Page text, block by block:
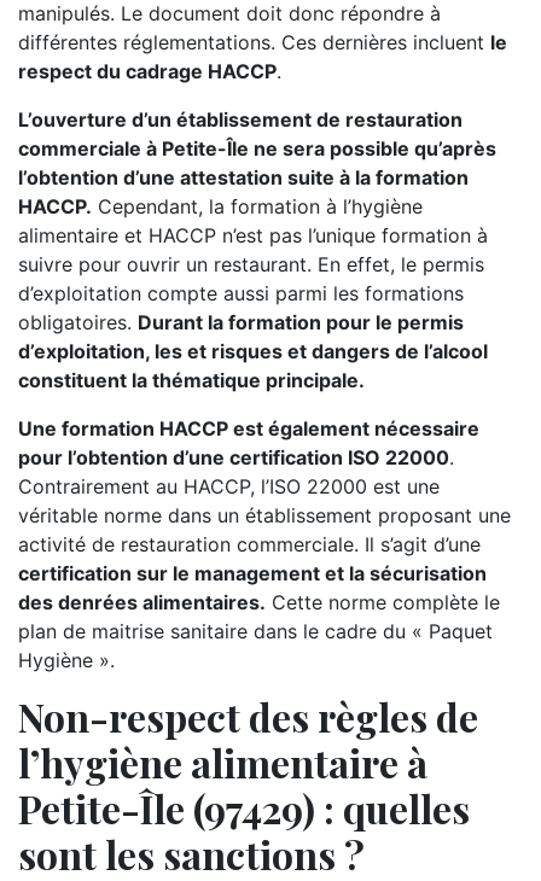
manipulés. Le document doit donc répondre à
différentes réglementations. Ces dernières incluent le
respect du cadrage HACCP.
L’ouverture d’un établissement de restauration
commerciale à Petite-Île ne sera possible qu’après
l’obtention d’une attestation suite à la formation
HACCP. Cependant, la formation à l’hygiène
alimentaire et HACCP n’est pas l’unique formation à
suivre pour ouvrir un restaurant. En effet, le permis
d’exploitation compte aussi parmi les formations
obligatoires. Durant la formation pour le permis
d’exploitation, les et risques et dangers de l’alcool
constituent la thématique principale.
Une formation HACCP est également nécessaire
pour l’obtention d’une certification ISO 22000.
Contrairement au HACCP, l’ISO 22000 est une
véritable norme dans un établissement proposant une
activité de restauration commerciale. Il s’agit d’une
certification sur le management et la sécurisation
des denrées alimentaires. Cette norme complète le
plan de maitrise sanitaire dans le cadre du « Paquet
Hygiène ».
Non-respect des règles de
l’hygiène alimentaire à
Petite-Île (97429) : quelles
sont les sanctions ?